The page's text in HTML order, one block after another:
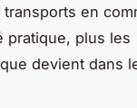
en
pratique, plus les
devient dans